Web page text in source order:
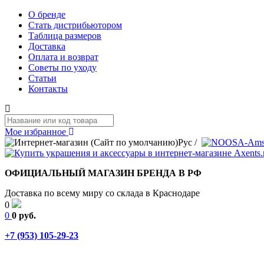
О бренде
Стать дистрибьютором
Таблица размеров
Доставка
Оплата и возврат
Советы по уходу
Статьи
Контакты
Мое избранное
Рус /
ОФИЦИАЛЬНЫЙ МАГАЗИН БРЕНДА В РФ
Доставка по всему миру со склада в Краснодаре
0
0 0 руб.
+7 (953) 105-29-23